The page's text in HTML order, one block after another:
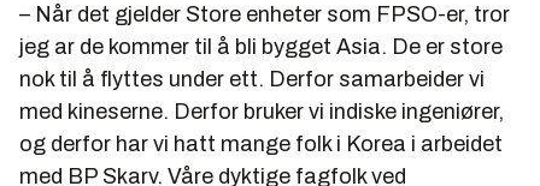
– Når det gjelder Store enheter som FPSO-er, tror
jeg ar de kommer til å bli bygget Asia. De er store
nok til å flyttes under ett. Derfor samarbeider vi
med kineserne. Derfor bruker vi indiske ingeniører,
og derfor har vi hatt mange folk i Korea i arbeidet
med BP Skarv. Våre dyktige fagfolk ved